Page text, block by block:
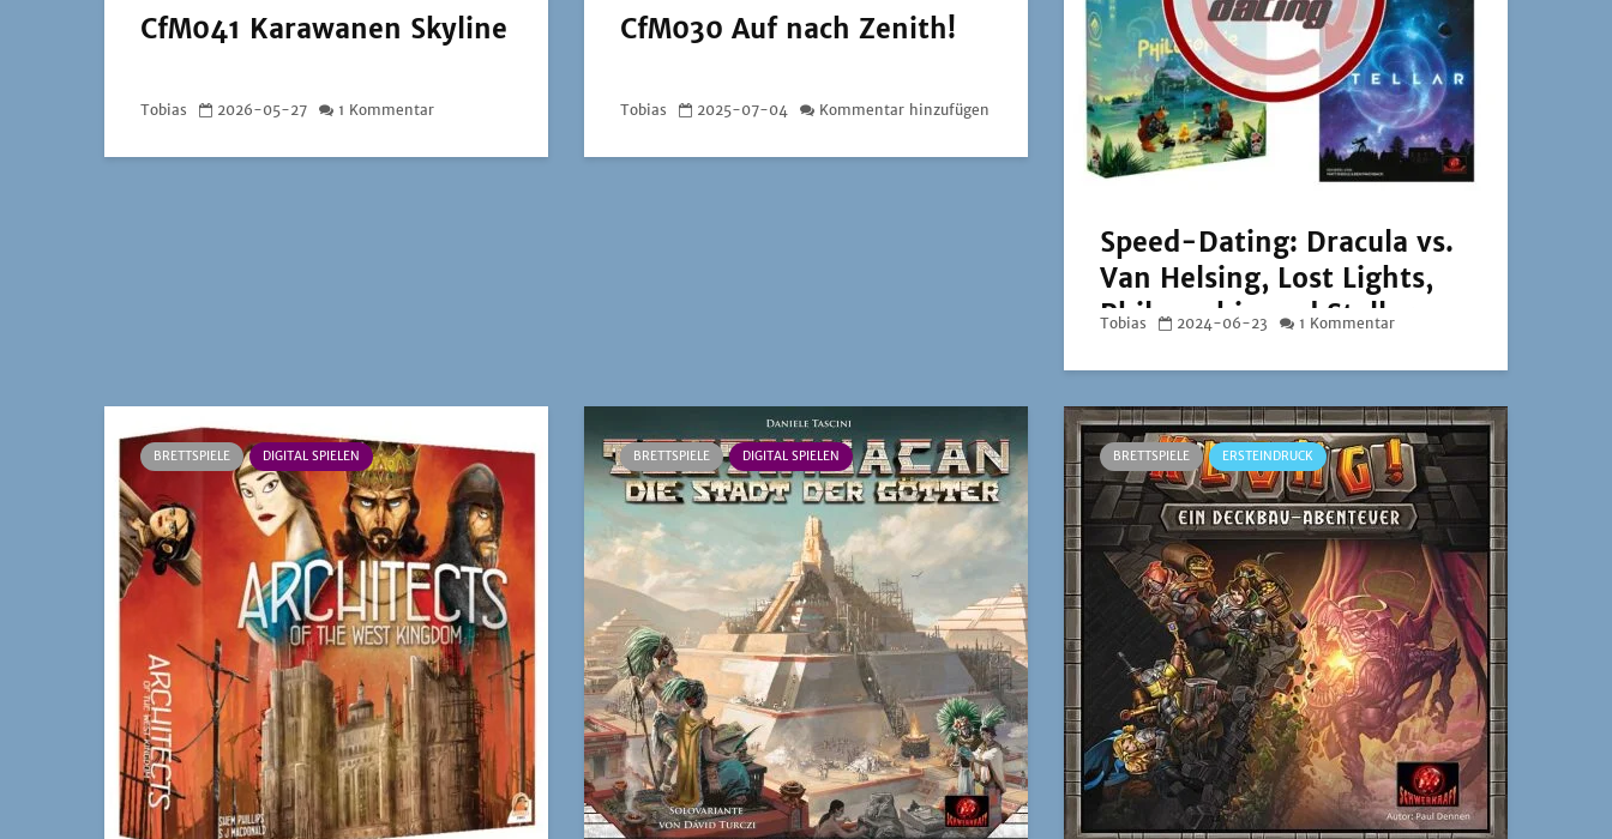
CfM041 Karawanen Skyline
Tobias 2026-05-27 1 Kommentar
CfM030 Auf nach Zenith!
Tobias 2025-07-04 Kommentar hinzufügen
Speed-Dating: Dracula vs.
Van Helsing, Lost Lights,
Philosophie und Stellar
Tobias 2024-06-23 1 Kommentar
BRETTSPIELE DIGITAL SPIELEN BRETTSPIELE DIGITAL SPIELEN BRETTSPIELE ERSTEINDRUCK